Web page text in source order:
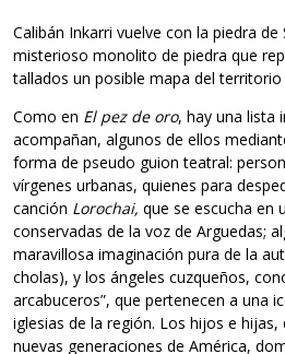
Calibán Inkarri vuelve con la piedra
misterioso monolito de piedra que
tallados un posible mapa del territorio
Como en El pez de oro, hay una lista
acompañan, algunos de ellos
forma de pseudo guion teatral:
vírgenes urbanas, quienes para
canción Lorochai, que se escucha en
conservadas de la voz de Arguedas;
maravillosa imaginación pura de la
cholas), y los ángeles cuzqueños,
arcabuceros”, que pertenecen a una
iglesias de la región. Los hijos e hijas,
nuevas generaciones de América,